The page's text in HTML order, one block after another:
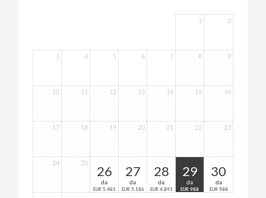
1 2
3 4 5 6 7 8 9
10 11 12 13 14 15 16
17 18 19 20 21 22 23
24 25
26
da
EUR 5.481
27
da
EUR 5.186
28
da
EUR 4.891
29
da
EUR 988
30
da
EUR 988